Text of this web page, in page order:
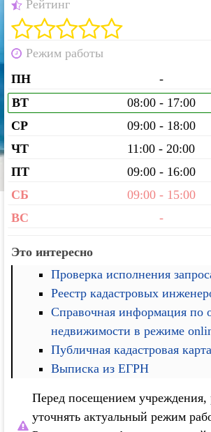
Рейтинг
Режим работы
ПН
-
ВТ 08:00 - 17:00
СР 09:00 - 18:00
ЧТ 11:00 - 20:00
ПТ 09:00 - 16:00
СБ 09:00 - 15:00
ВС -
Это интересно
Проверка исполнения
Реестр кадастровых
Справочная информация по
недвижимости в режиме
Публичная кадастровая карта
Выписка из ЕГРН
Перед посещением учреждения,
уточнять актуальный режим